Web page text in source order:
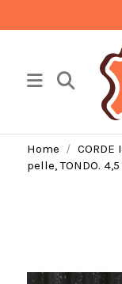
Home CORDE
pelle, TONDO.